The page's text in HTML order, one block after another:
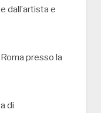
dall’artista e
presso la
di